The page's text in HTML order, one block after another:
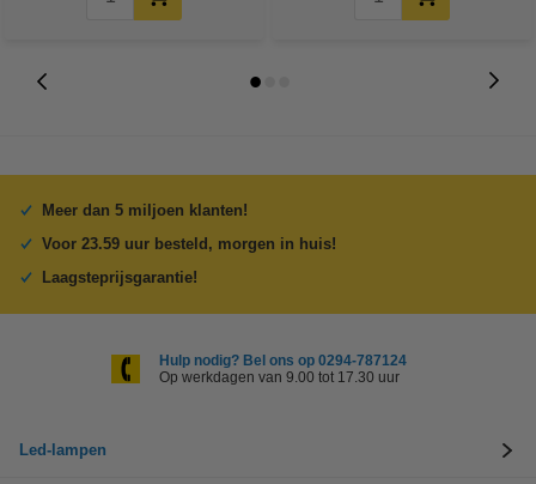
Meer dan 5 miljoen klanten!
Voor 23.59 uur besteld, morgen in huis!
Laagsteprijsgarantie!
Hulp nodig? Bel ons op 0294-787124
Op werkdagen van 9.00 tot 17.30 uur
Led-lampen